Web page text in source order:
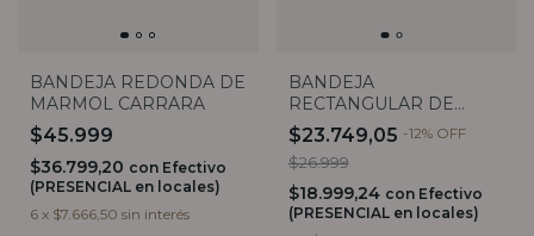
BANDEJA REDONDA DE
MARMOL CARRARA
$45.999
$36.799,20 con Efectivo
(PRESENCIAL en locales)
6 x $7.666,50 sin interés
BANDEJA
RECTANGULAR DE
MELAMINA GIZA LIGHT
$23.749,05 -12% OFF
$26.999
$18.999,24 con Efectivo
(PRESENCIAL en locales)